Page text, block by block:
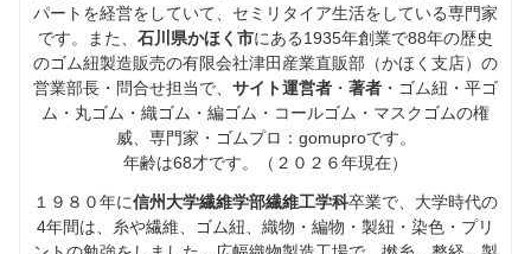
パートを経営をしていて、セミリタイア生活をしている専門家
です。また、 石川県かほく市にある1935年創業で88年の歴史
のゴム紐製造販売の有限会社津田産業直販部（かほく支店）の
営業部長・問合せ担当で、 サイト運営者 ・ 著者 ・ゴム紐・平ゴ
ム・丸ゴム・織ゴム・編ゴム・コールゴム・マスクゴムの権
威、専門家・ゴムプロ：gomuproです。
年齢は68才です。（２０２６年現在）
１９８０年に信州大学繊維学部繊維工学科卒業で、大学時代の
4年間は、糸や繊維、ゴム紐、織物・編物・製紐・染色・プリ